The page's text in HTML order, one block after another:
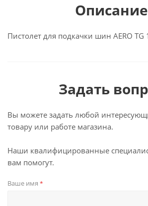
Описание
Пистолет для подкачки шин AERO TG
Задать
Вы можете задать любой
товару или работе магазина.
Наши квалифицированные
вам помогут.
Ваше имя *